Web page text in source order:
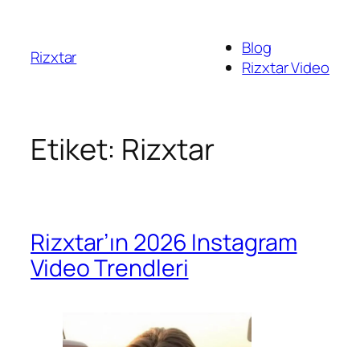
Rizxtar
Blog
Rizxtar Video
Etiket: Rizxtar
Rizxtar’ın 2026 Instagram
Video Trendleri